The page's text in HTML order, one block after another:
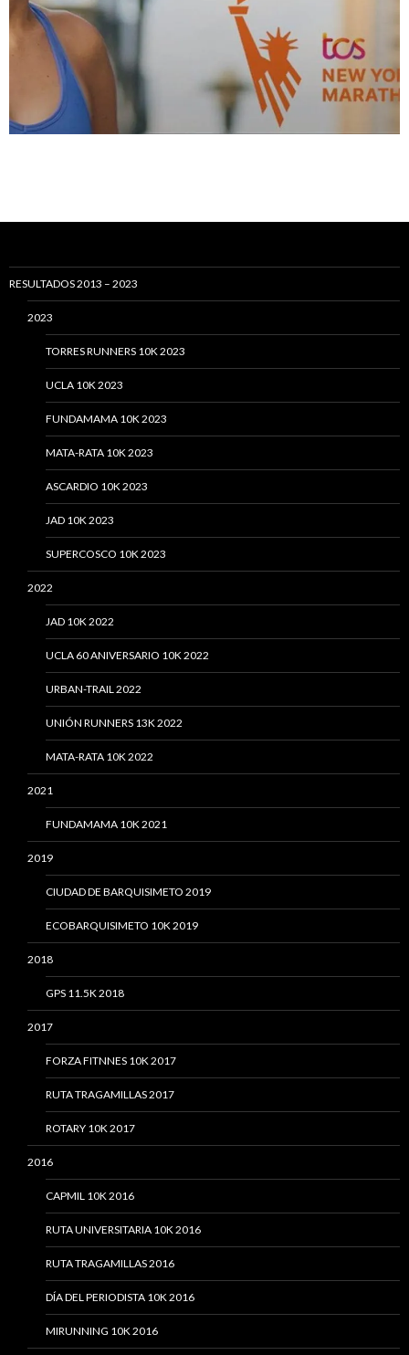
RESULTADOS 2013 – 2023
2023
TORRES RUNNERS 10K 2023
UCLA 10K 2023
FUNDAMAMA 10K 2023
MATA-RATA 10K 2023
ASCARDIO 10K 2023
JAD 10K 2023
SUPERCOSCO 10K 2023
2022
JAD 10K 2022
UCLA 60 ANIVERSARIO 10K 2022
URBAN-TRAIL 2022
UNIÓN RUNNERS 13K 2022
MATA-RATA 10K 2022
2021
FUNDAMAMA 10K 2021
2019
CIUDAD DE BARQUISIMETO 2019
ECOBARQUISIMETO 10K 2019
2018
GPS 11.5K 2018
2017
FORZA FITNNES 10K 2017
RUTA TRAGAMILLAS 2017
ROTARY 10K 2017
2016
CAPMIL 10K 2016
RUTA UNIVERSITARIA 10K 2016
RUTA TRAGAMILLAS 2016
DÍA DEL PERIODISTA 10K 2016
MIRUNNING 10K 2016